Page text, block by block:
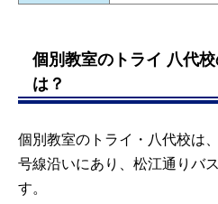
個別教室のトライ 八代
は？
個別教室のトライ・八代校は
号線沿いにあり、松江通りバ
す。